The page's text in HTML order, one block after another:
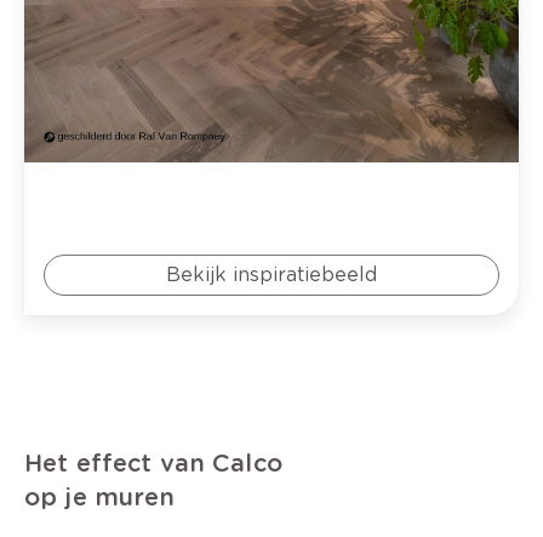
Bekijk inspiratiebeeld
Het effect van Calco
op je muren